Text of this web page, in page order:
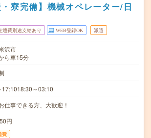
・寮完備】機械オペレーター/日
通費別途支給あり WEB登録OK 派遣
沢市
ら車15分
17:1018:30～03:10
仕事できる方、大歓迎！
円
費